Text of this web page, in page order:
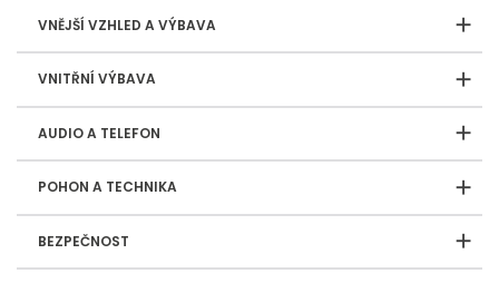
VNĚJŠÍ VZHLED A VÝBAVA
VNITŘNÍ VÝBAVA
AUDIO A TELEFON
POHON A TECHNIKA
BEZPEČNOST